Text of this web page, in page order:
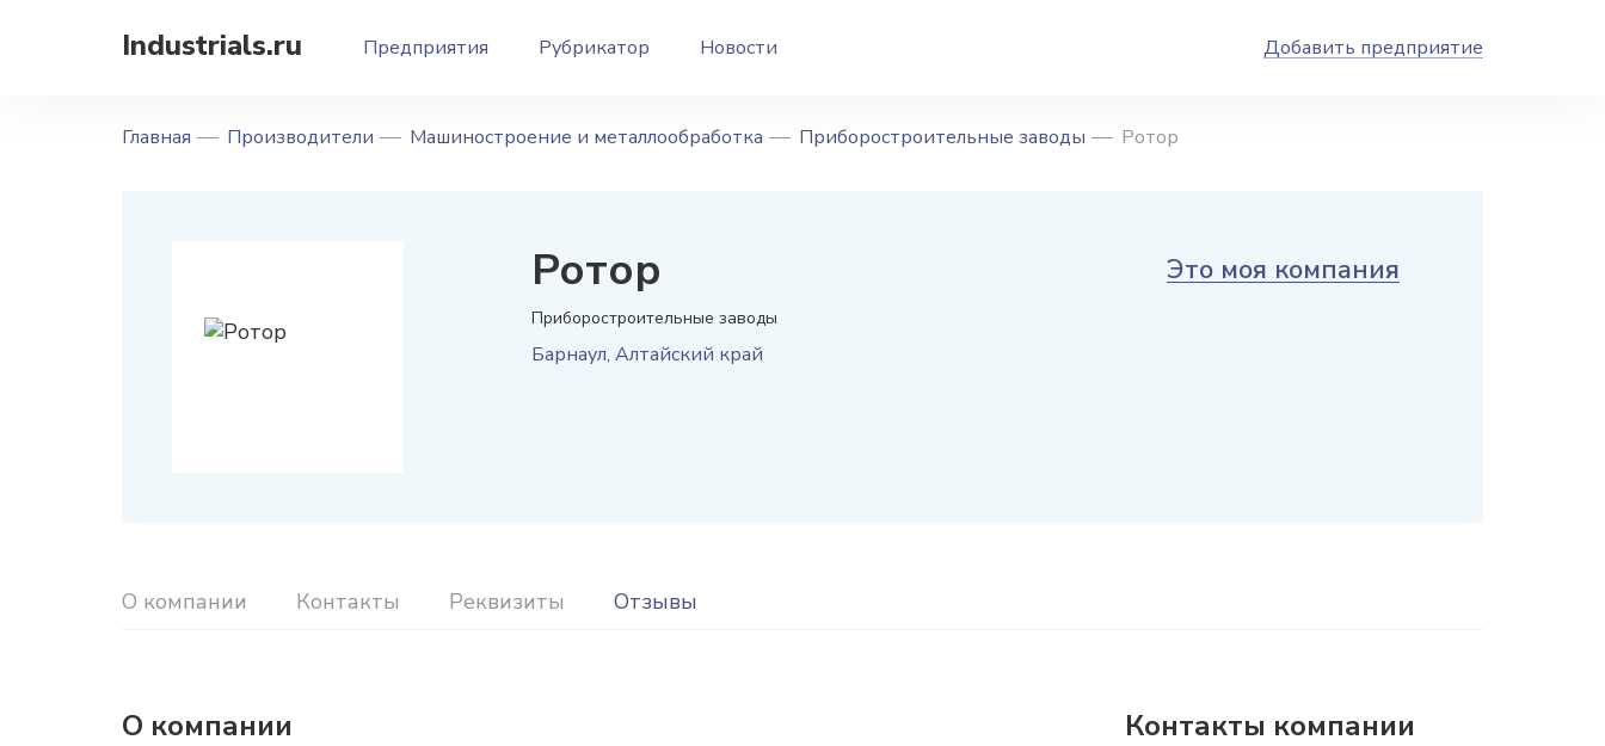
Industrials.ru Предприятия Рубрикатор Новости Добавить предприятие
Главная Производители Машиностроение и металлообработка Приборостроительные заводы Ротор
Ротор
Приборостроительные заводы
Барнаул, Алтайский край
Это моя компания
О компании Контакты Реквизиты Отзывы
О компании Контакты компании